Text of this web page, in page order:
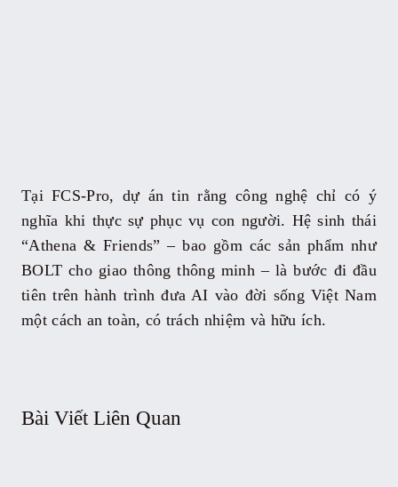
Tại FCS-Pro, dự án tin rằng công nghệ chỉ có ý
nghĩa khi thực sự phục vụ con người. Hệ sinh thái
“Athena & Friends” – bao gồm các sản phẩm như
BOLT cho giao thông thông minh – là bước đi đầu
tiên trên hành trình đưa AI vào đời sống Việt Nam
một cách an toàn, có trách nhiệm và hữu ích.
Bài Viết Liên Quan